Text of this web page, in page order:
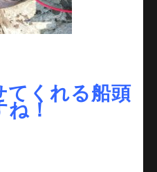
てくれる船頭
！